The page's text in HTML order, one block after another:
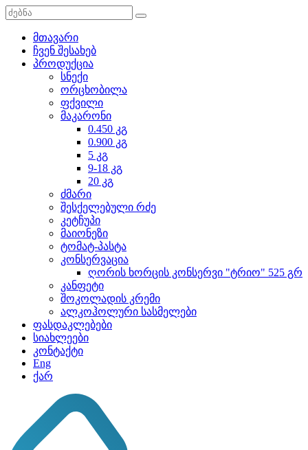
მთავარი
ჩვენ შესახებ
პროდუქცია
სნექი
ორცხობილა
ფქვილი
მაკარონი
0.450 კგ
0.900 კგ
5 კგ
9-18 კგ
20 კგ
ძმარი
შესქელებული რძე
კეტჩუპი
მაიონეზი
ტომატ-პასტა
კონსერვაცია
ღორის ხორცის კონსერვი "ტრიო" 525 გრ
კანფეტი
შოკოლადის კრემი
ალკოჰოლური სასმელები
ფასდაკლებები
სიახლეები
კონტაქტი
Eng
ქარ